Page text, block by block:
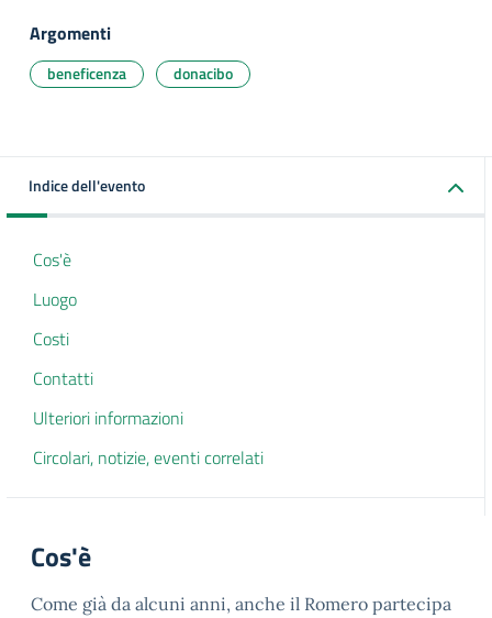
Argomenti
beneficenza donacibo
Indice dell'evento
Cos'è
Luogo
Costi
Contatti
Ulteriori informazioni
Circolari, notizie, eventi correlati
Cos'è
Come già da alcuni anni, anche il Romero partecipa